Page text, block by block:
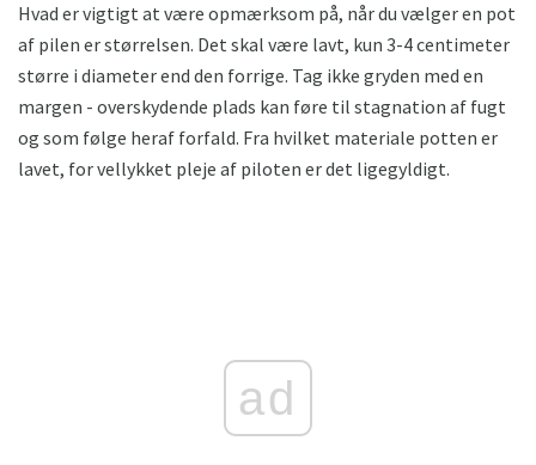
Hvad er vigtigt at være opmærksom på, når du vælger en pot
af pilen er størrelsen. Det skal være lavt, kun 3-4 centimeter
større i diameter end den forrige. Tag ikke gryden med en
margen - overskydende plads kan føre til stagnation af fugt
og som følge heraf forfald. Fra hvilket materiale potten er
lavet, for vellykket pleje af piloten er det ligegyldigt.
ad